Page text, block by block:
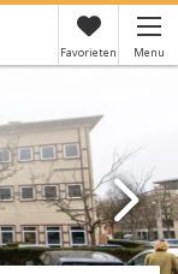
Favorieten Menu